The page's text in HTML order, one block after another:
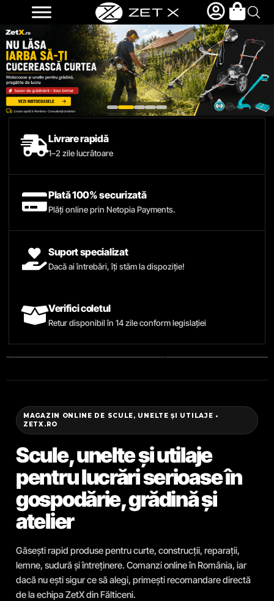
Livrare rapidă
1–2 zile lucrătoare
Plată 100% securizată
Plăți online prin Netopia Payments.
Suport specializat
Dacă ai întrebări, îți stăm la dispoziție!
Verifici coletul
Retur disponibil în 14 zile conform legislației
MAGAZIN ONLINE DE SCULE, UNELTE ȘI UTILAJE •
ZETX.RO
Scule, unelte și utilaje
pentru lucrări serioase în
gospodărie, grădină și
atelier
Găsești rapid produse pentru curte, construcții, reparații,
lemne, sudură și întreținere. Comanzi online în România, iar
dacă nu ești sigur ce să alegi, primești recomandare directă
de la echipa ZetX din Fălticeni.